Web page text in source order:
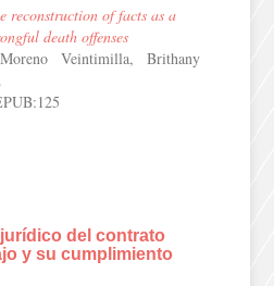
reconstruction of facts as a
death offenses
Veintimilla, Brithany
del contrato
y su cumplimiento